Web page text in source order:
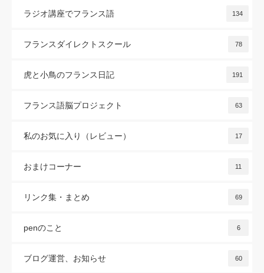
ラジオ講座でフランス語 134
フランスダイレクトスクール 78
虎と小鳥のフランス日記 191
フランス語脳プロジェクト 63
私のお気に入り（レビュー） 17
おまけコーナー 11
リンク集・まとめ 69
penのこと 6
ブログ運営、お知らせ 60